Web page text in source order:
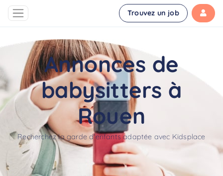
Trouvez un job
Annonces de
babysitters à
Rouen
Recherchez la garde d'enfants adaptée avec Kidsplace